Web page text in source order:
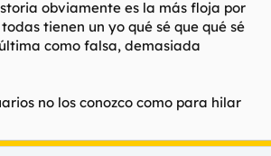
obviamente es la más floja por
tienen un yo qué sé que qué sé
como falsa, demasiada
no los conozco como para hilar